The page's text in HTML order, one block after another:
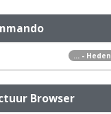
... - Heden
Browser